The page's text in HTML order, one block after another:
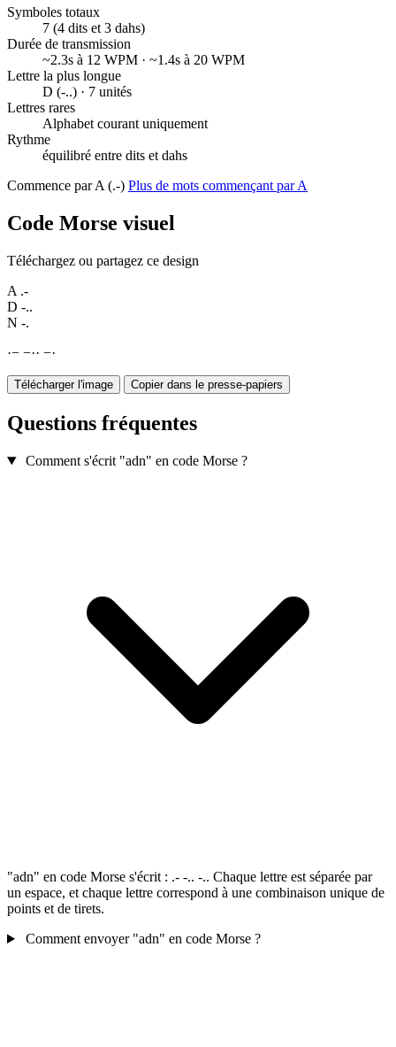
Symboles totaux
7 (4 dits et 3 dahs)
Durée de transmission
~2.3s à 12 WPM · ~1.4s à 20 WPM
Lettre la plus longue
D (-..) · 7 unités
Lettres rares
Alphabet courant uniquement
Rythme
équilibré entre dits et dahs
Commence par A (.-) Plus de mots commençant par A
Code Morse visuel
Téléchargez ou partagez ce design
A .-
D -..
N -.
·− −·· −·
Télécharger l'image Copier dans le presse-papiers
Questions fréquentes
Comment s'écrit "adn" en code Morse ?
"adn" en code Morse s'écrit : .- -.. -.. Chaque lettre est séparée par
un espace, et chaque lettre correspond à une combinaison unique de
points et de tirets.
Comment envoyer "adn" en code Morse ?